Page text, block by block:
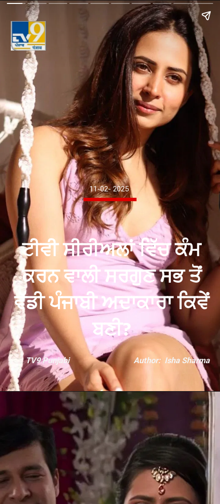
ਟੀਵੀ ਸੀਰੀਅਲਾਂ ਵਿੱਚ ਕੰਮ
ਕਰਨ ਵਾਲੀ ਸਰਗੁਣ ਸਭ ਤੋਂ
ਵੱਡੀ ਪੰਜਾਬੀ ਅਦਾਕਾਰਾ ਕਿਵੇਂ
ਬਣੀ?
11-02- 2025
TV9 Punjabi Author: Isha Sharma